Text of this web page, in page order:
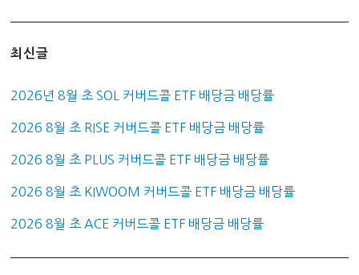
최신글
2026년 8월 초 SOL 커버드콜 ETF 배당금 배당률
2026 8월 초 RISE 커버드콜 ETF 배당금 배당률
2026 8월 초 PLUS 커버드콜 ETF 배당금 배당률
2026 8월 초 KIWOOM 커버드콜 ETF 배당금 배당률
2026 8월 초 ACE 커버드콜 ETF 배당금 배당률